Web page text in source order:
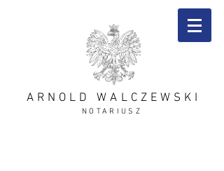
NOTARIUSZ
ARNOLD WALCZEWSKI